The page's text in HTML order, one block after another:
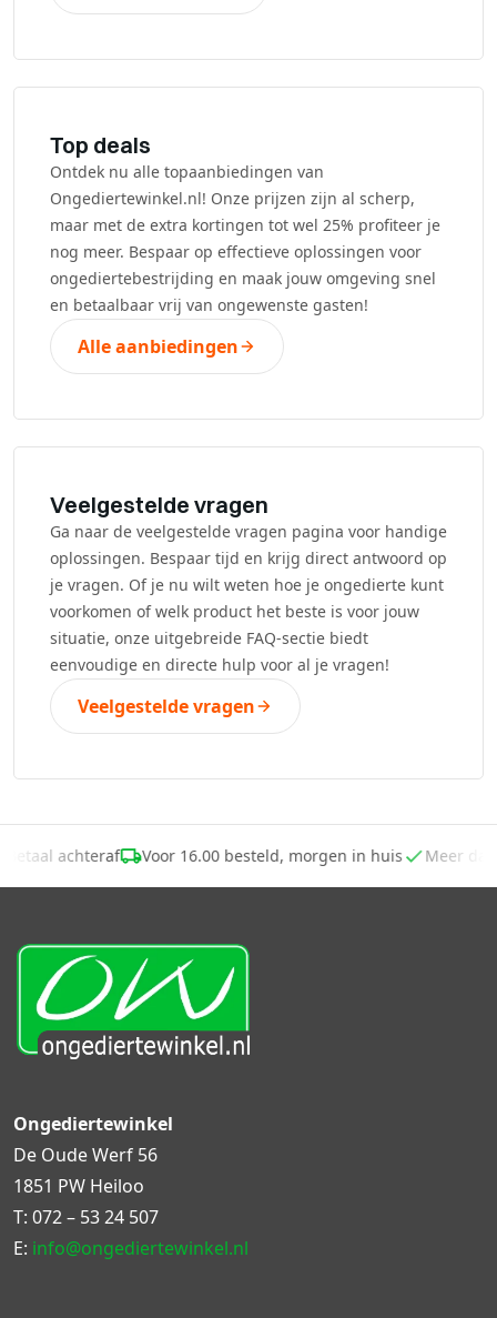
Top deals
Ontdek nu alle topaanbiedingen van
Ongediertewinkel.nl! Onze prijzen zijn al scherp,
maar met de extra kortingen tot wel 25% profiteer je
nog meer. Bespaar op effectieve oplossingen voor
ongediertebestrijding en maak jouw omgeving snel
en betaalbaar vrij van ongewenste gasten!
Alle aanbiedingen
Veelgestelde vragen
Ga naar de veelgestelde vragen pagina voor handige
oplossingen. Bespaar tijd en krijg direct antwoord op
je vragen. Of je nu wilt weten hoe je ongedierte kunt
voorkomen of welk product het beste is voor jouw
situatie, onze uitgebreide FAQ-sectie biedt
eenvoudige en directe hulp voor al je vragen!
Veelgestelde vragen
Betaal achteraf Voor 16.00 besteld, morgen in huis Meer
Ongediertewinkel
De Oude Werf 56
1851 PW Heiloo
T: 072 – 53 24 507
E: info@ongediertewinkel.nl